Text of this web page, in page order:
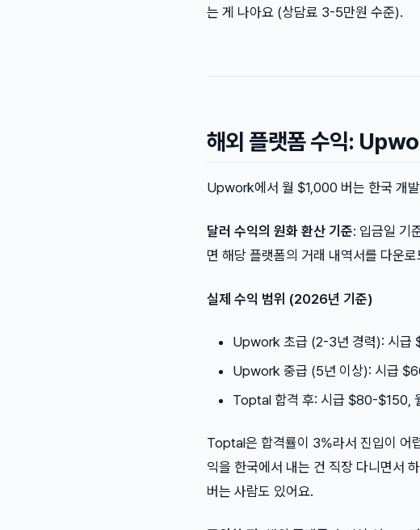
는 게 나아요 (상담료 3-5만원 수준).
해외 플랫폼 수익:
Upwork에서 월 $1,000 버는 한국 개
달러 수익의 원화 환산 기준: 입금일 기
면 해당 플랫폼의 거래 내역서를 다운
실제 수익 범위 (2026년 기준)
Upwork 초급 (2-3년 경력): 시
Upwork 중급 (5년 이상): 시급
Toptal 합격 후: 시급 $80-$150,
Toptal은 합격률이 3%라서 진입이 어
익을 한국에서 내는 건 직장 다니면서
버는 사람도 있어요.